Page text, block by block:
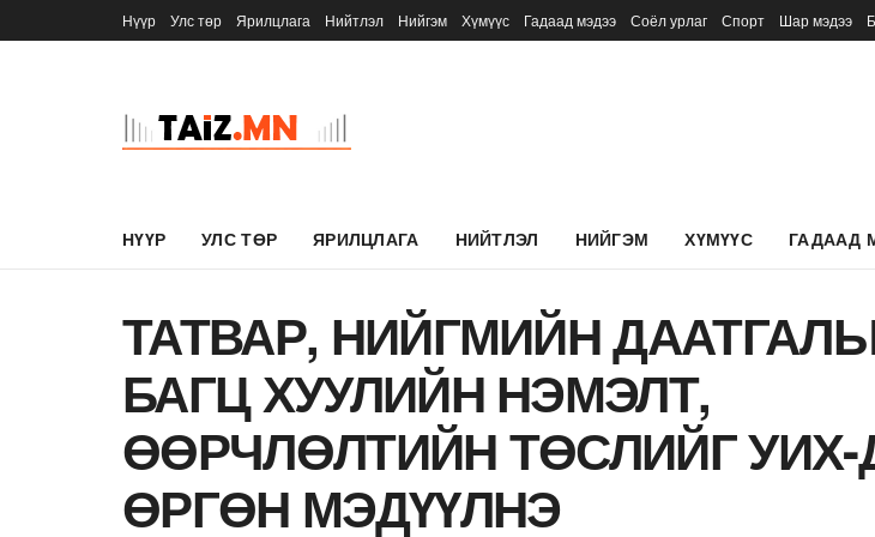
Нүүр Улс төр Ярилцлага Нийтлэл Нийгэм Хүмүүс Гадаад мэдээ Соёл урлаг Спорт Шар мэдээ
НҮҮР УЛС ТӨР ЯРИЛЦЛАГА НИЙТЛЭЛ НИЙГЭМ ХҮМҮҮС ГАДААД
ТАТВАР, НИЙГМИЙН
БАГЦ ХУУЛИЙН НЭМЭЛТ,
ӨӨРЧЛӨЛТИЙН ТӨСЛИЙГ УИХ-
ӨРГӨН МЭДҮҮЛНЭ